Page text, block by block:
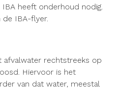
heeft onderhoud nodig.
de IBA-flyer.
afvalwater rechtstreeks op
Hiervoor is het
van dat water, meestal